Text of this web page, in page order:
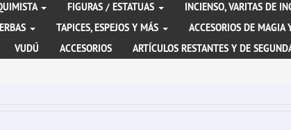
FIGURAS / ESTATUAS
INCIENSO, VARITAS DE
TAPICES, ESPEJOS Y MÁS ACCESORIOS DE MAGIA
VUDÚ ACCESORIOS
ARTÍCULOS RESTANTES Y DE